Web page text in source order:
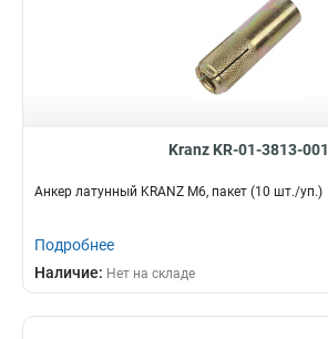
Kranz KR-01-3813-001
Анкер латунный KRANZ M6, пакет (10 шт./уп.)
Подробнее
Наличие: Нет на складе